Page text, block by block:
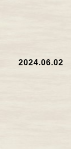
2024.06.02